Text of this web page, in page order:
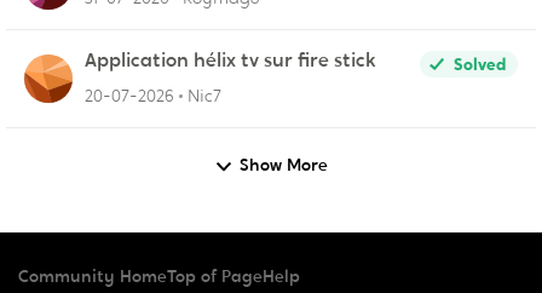
Application hélix tv sur fire stick
Solved
20-07-2026
Nic7
Show More
Community HomeTop of PageHelp